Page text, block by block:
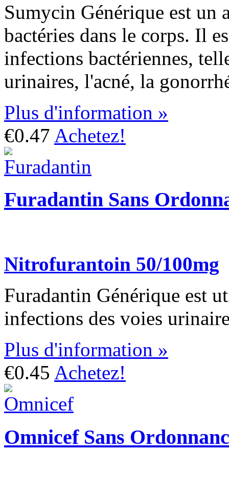
Sumycin Générique est
bactéries dans le corps. Il
infections bactériennes,
urinaires, l'acné, la
Plus d'information »
€0.47 Achetez!
Furadantin Sans
Nitrofurantoin 50/100mg
Furadantin Générique est
infections des voies
Plus d'information »
€0.45 Achetez!
Omnicef Sans